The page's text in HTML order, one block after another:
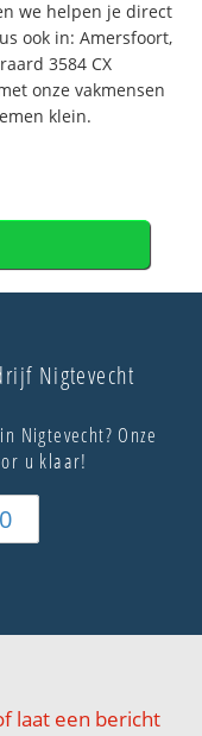
we helpen je direct
ook in: Amersfoort,
3584 CX
onze vakmensen
klein.
Nigtevecht
Nigtevecht? Onze
u klaar!
laat een bericht